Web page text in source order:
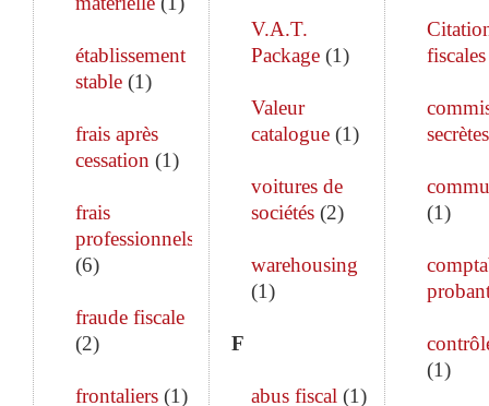
établissement
stable (1)
frais après
cessation (1)
frais
professionnels
(6)
fraude fiscale
(2)
frontaliers (1)
V.A.T.
Package(1)
Valeur
catalogue(1)
voitures de
sociétés(2)
warehousing
(1)
F
abus fiscal (1)
fiscales
secrètes
(1)
(1)